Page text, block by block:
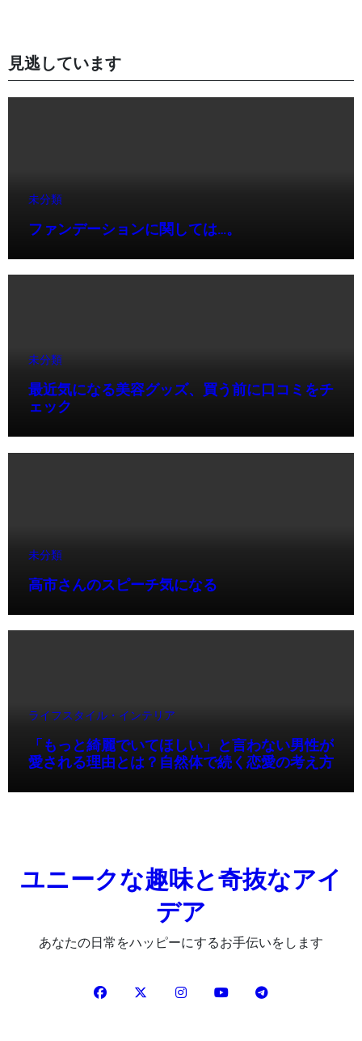
見逃しています
未分類
ファンデーションに関しては…。
未分類
最近気になる美容グッズ、買う前に口コミをチ
ェック
未分類
高市さんのスピーチ気になる
ライフスタイル・インテリア
「もっと綺麗でいてほしい」と言わない男性が
愛される理由とは？自然体で続く恋愛の考え方
ユニークな趣味と奇抜なアイ
デア
あなたの日常をハッピーにするお手伝いをします